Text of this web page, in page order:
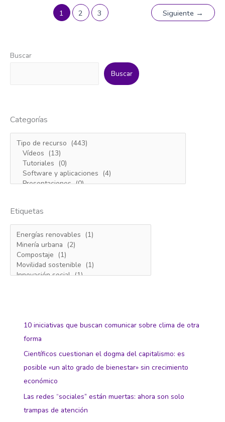
1 2 3 Siguiente →
Buscar
Buscar
Categorías
Etiquetas
10 iniciativas que buscan comunicar sobre clima de otra
forma
Científicos cuestionan el dogma del capitalismo: es
posible «un alto grado de bienestar» sin crecimiento
económico
Las redes “sociales” están muertas: ahora son solo
trampas de atención